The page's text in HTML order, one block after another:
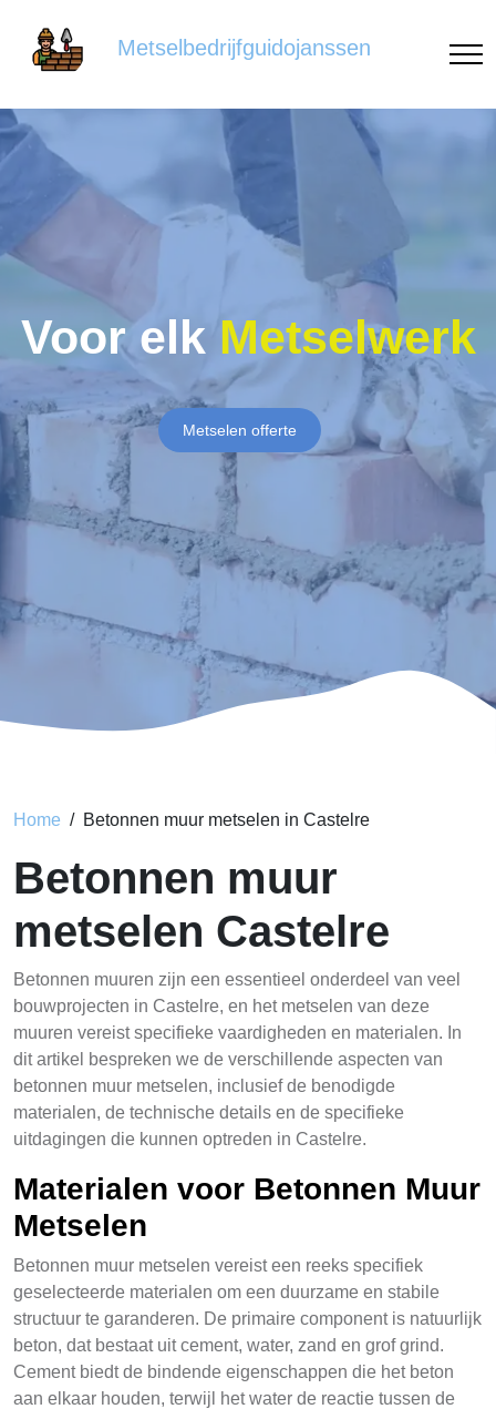
Metselbedrijfguidojanssen
Voor elk Metselwerk
Metselen offerte
Home Betonnen muur metselen in Castelre
Betonnen muur
metselen Castelre
Betonnen muuren zijn een essentieel onderdeel van veel
bouwprojecten in Castelre, en het metselen van deze
muuren vereist specifieke vaardigheden en materialen. In
dit artikel bespreken we de verschillende aspecten van
betonnen muur metselen, inclusief de benodigde
materialen, de technische details en de specifieke
uitdagingen die kunnen optreden in Castelre.
Materialen voor Betonnen Muur
Metselen
Betonnen muur metselen vereist een reeks specifiek
geselecteerde materialen om een duurzame en stabile
structuur te garanderen. De primaire component is natuurlijk
beton, dat bestaat uit cement, water, zand en grof grind.
Cement biedt de bindende eigenschappen die het beton
aan elkaar houden, terwijl het water de reactie tussen de